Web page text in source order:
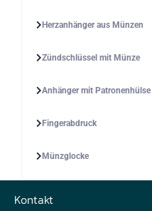
Herzanhänger aus Münzen
Zündschlüssel mit Münze
Anhänger mit Patronenhülse
Fingerabdruck
Münzglocke
Kontakt